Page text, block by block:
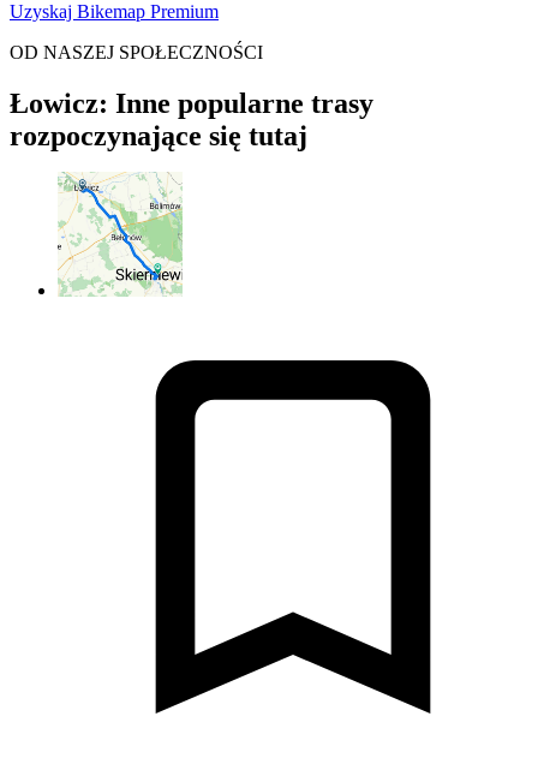
Uzyskaj Bikemap Premium
OD NASZEJ SPOŁECZNOŚCI
Łowicz: Inne popularne trasy
rozpoczynające się tutaj